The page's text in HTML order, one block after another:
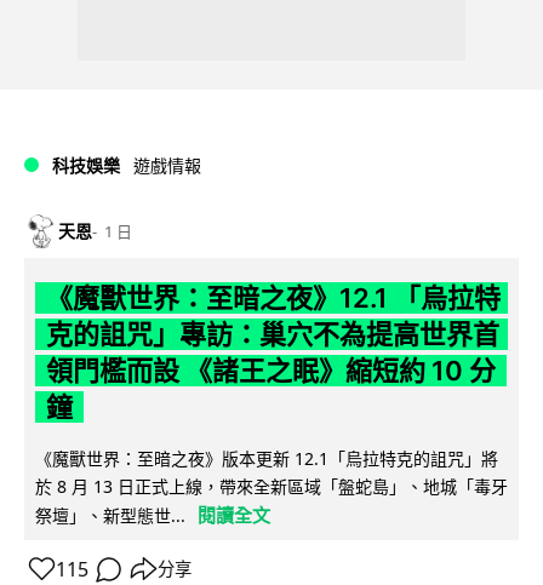
科技娛樂 遊戲情報
天恩 1 日
《魔獸世界：至暗之夜》12.1 「烏拉特
克的詛咒」專訪：巢穴不為提高世界首
領門檻而設 《諸王之眠》縮短約 10 分
鐘
《魔獸世界：至暗之夜》版本更新 12.1「烏拉特克的詛咒」將
於 8 月 13 日正式上線，帶來全新區域「盤蛇島」、地城「毒牙
祭壇」、新型態世...
閱讀全文
115 分享